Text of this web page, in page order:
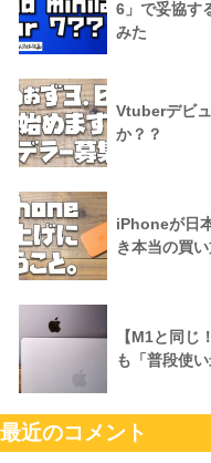
6」で妥協す
みた
Vtuberデビ
か？？
iPhoneが日
き本当の買
【M1と同
も「普段使
最近のコメント